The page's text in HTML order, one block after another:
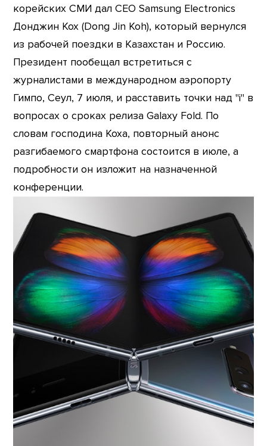
корейских СМИ дал СЕО Samsung Electronics
Донджин Кох (Dong Jin Koh), который вернулся
из рабочей поездки в Казахстан и Россию.
Президент пообещал встретиться с
журналистами в международном аэропорту
Гимпо, Сеул, 7 июля, и расставить точки над "i" в
вопросах о сроках релиза Galaxy Fold. По
словам господина Коха, повторный анонс
разгибаемого смартфона состоится в июле, а
подробности он изложит на назначенной
конференции.